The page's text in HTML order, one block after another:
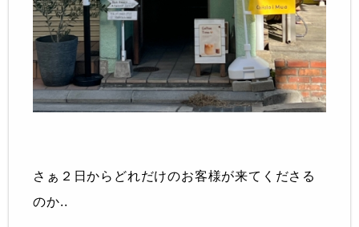
さぁ２日からどれだけのお客様が来てくださる
のか..